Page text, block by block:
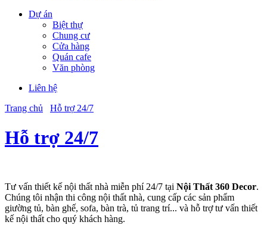
Dự án
Biệt thự
Chung cư
Cửa hàng
Quán cafe
Văn phòng
Liên hệ
Trang chủ
Hỗ trợ 24/7
Hỗ trợ 24/7
Tư vấn thiết kế nội thất nhà miễn phí 24/7 tại Nội Thất 360 Decor.
Chúng tôi nhận thi công nội thất nhà, cung cấp các sản phẩm
giường tủ, bàn ghế, sofa, bàn trà, tủ trang trí... và hỗ trợ tư vấn thiết
kế nội thất cho quý khách hàng.